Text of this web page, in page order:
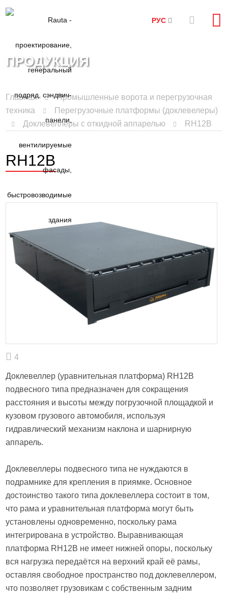
РУС
ПРОДУКЦИЯ
Главная
Промышленные ворота и перегрузочная
техника
Перегрузочные платформы (доклевелеры)
Доклевеллеры с откидной аппарелью
RH12B
RH12B
4
Доклевеллер (уравнительная платформа) RH12B
подвесного типа предназначен для сокращения
расстояния и высоты между погрузочной площадкой и
кузовом грузового автомобиля, используя
гидравлический механизм наклона и шарнирную
аппарель.
Доклевеллеры подвесного типа не нуждаются в
подрамнике для крепления в приямке. Основное
достоинство такого типа доклевеллера состоит в том,
что рама и уравнительная платформа могут быть
установлены одновременно, поскольку рама
интегрирована в устройство. Выравнивающая
платформа RH12B не имеет нижней опоры, поскольку
вся нагрузка передаётся на верхний край её рамы,
оставляя свободное пространство под доклевеллером,
что позволяет грузовикам с собственным задним